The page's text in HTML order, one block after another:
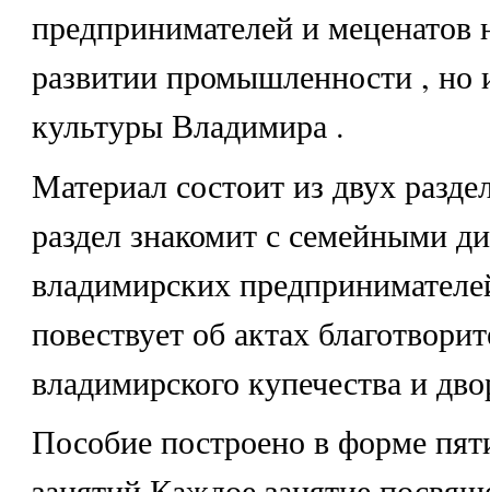
предпринимателей и меценатов
развитии промышленности , но
культуры Владимира .
Материал состоит из двух
раздел знакомит с семейными
владимирских
повествует об актах
владимирского купечества и
Пособие построено в форме